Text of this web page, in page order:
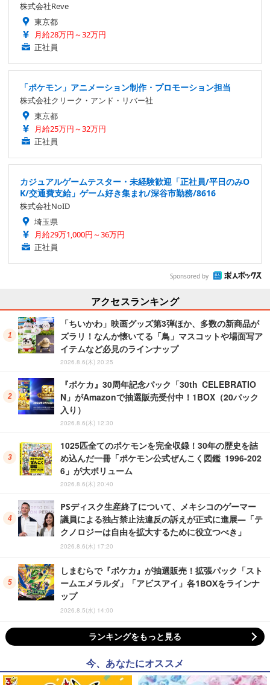
株式会社Reve
東京都
月給28万円～32万円
正社員
「ポケモン」アニメーション制作・プロモーション担当
株式会社クリーク・アンド・リバー社
東京都
月給25万円～32万円
正社員
カジュアルゲームテスター・未経験歓迎「正社員/平日のみO
K/交通費支給」ゲーム好き集まれ/深谷市勤務/8616
株式会社NoID
埼玉県
月給29万1,000円～36万円
正社員
Sponsored by
アクセスランキング
「ちいかわ」映画グッズ第3弾ほか、多数の新商品が
ズラリ！なんか懐いてる「鳥」マスコットや場面写ア
イテムなど必見のラインナップ
2026.8.6(木) 20:25
『ポケカ』30周年記念パック「30th CELEBRATIO
N」がAmazonで抽選販売受付中！1BOX（20パック
入り）
2026.8.6(木) 12:30
1025匹全てのポケモンを完全収録！30年の歴史を詰
め込んだ一冊「ポケモン公式ぜんこく図鑑 1996-202
6」が大ボリューム
2026.8.6(木) 20:40
PSディスク生産終了について、メキシコのゲーマー
議員による独占禁止法違反の訴えが正式に進展―「テ
クノロジーは自由を拡大するために役立つべき」
2026.8.6(木) 17:20
しまむらで『ポケカ』が抽選販売！拡張パック「スト
ームエメラルダ」「アビスアイ」各1BOXをラインナ
ップ
2026.8.5(水) 14:00
ランキングをもっと見る
今、あなたにオススメ